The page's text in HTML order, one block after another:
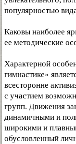
популярностью
Каковы наиболее
ее методические
Характерной
гимнастике»
всесторонне
с участием
групп. Движения
динамичными и
широкими и
обусловленный